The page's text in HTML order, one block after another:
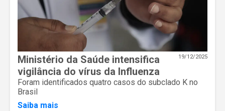
19/12/2025
Ministério da Saúde intensifica
vigilância do vírus da Influenza
Foram identificados quatro casos do subclado K no
Brasil
Saiba mais